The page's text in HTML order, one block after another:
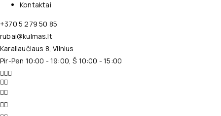
Kontaktai
+370 5 279 50 85
rubai@kulmas.lt
Karaliaučiaus 8, Vilnius
Pir-Pen 10:00 - 19:00, Š 10:00 - 15:00